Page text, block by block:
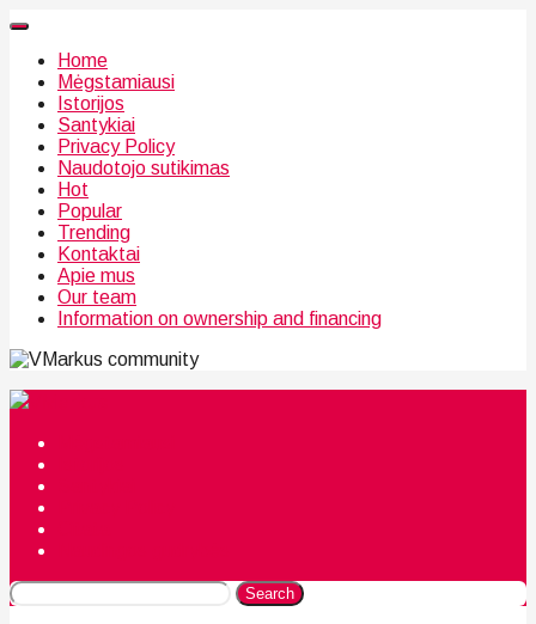
Home
Mėgstamiausi
Istorijos
Santykiai
Privacy Policy
Naudotojo sutikimas
Hot
Popular
Trending
Kontaktai
Apie mus
Our team
Information on ownership and financing
community
Search